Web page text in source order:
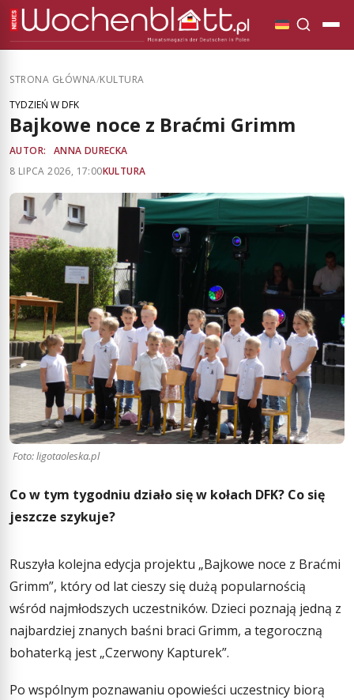
STRONA GŁÓWNA/KULTURA
TYDZIEŃ W DFK
Bajkowe noce z Braćmi Grimm
AUTOR:
ANNA DURECKA
8 LIPCA 2026, 17:00KULTURA
Foto: ligotaoleska.pl
Co w tym tygodniu działo się w kołach DFK? Co się
jeszcze szykuje?
Ruszyła kolejna edycja projektu „Bajkowe noce z Braćmi
Grimm”, który od lat cieszy się dużą popularnością
wśród najmłodszych uczestników. Dzieci poznają jedną z
najbardziej znanych baśni braci Grimm, a tegoroczną
bohaterką jest „Czerwony Kapturek”.
Po wspólnym poznawaniu opowieści uczestnicy biorą